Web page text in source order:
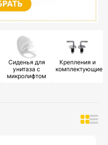
Сиденья для
унитаза с
микролифтом
Крепления и
комплектующие